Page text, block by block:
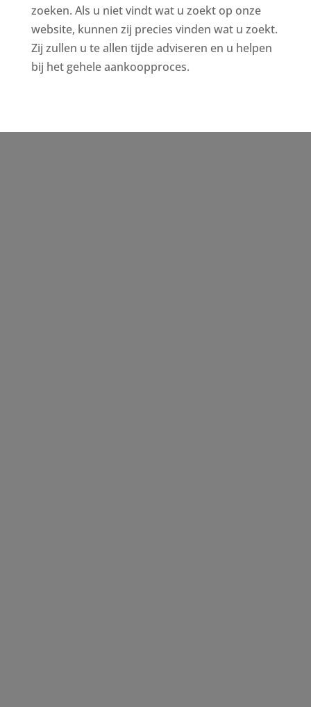
zoeken. Als u niet vindt wat u zoekt op onze
website, kunnen zij precies vinden wat u zoekt.
Zij zullen u te allen tijde adviseren en u helpen
bij het gehele aankoopproces.